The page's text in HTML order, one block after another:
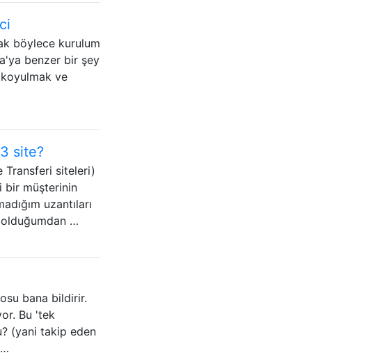
böylece kurulum
benzer bir şey
ve
site?
Transferi siteleri)
bir müşterinin
uzantıları
olduğumdan …
bana bildirir.
Bu 'tek
(yani takip eden